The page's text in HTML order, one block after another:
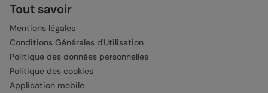
Tout savoir
Mentions légales
Conditions Générales d'Utilisation
Politique des données personnelles
Politique des cookies
Application mobile